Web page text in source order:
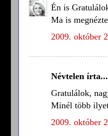
Én is
Ma is
2009. október
Névtelen írta...
Gratulálok,
Minél több
2009. október